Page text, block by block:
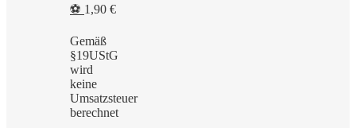
⚽ 1,90 €
Gemäß
§19UStG
wird
keine
Umsatzsteuer
berechnet